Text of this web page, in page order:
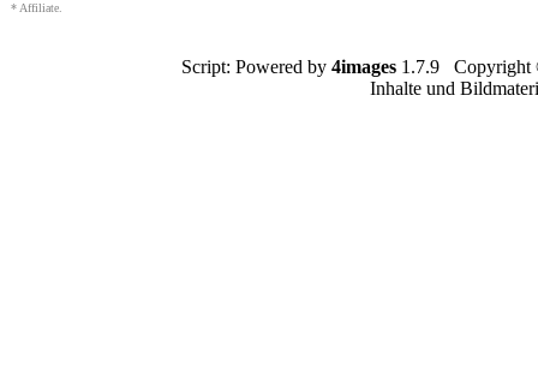
* Affiliate.
Script: Powered by 4images1.7.9 Copyright
Inhalte und